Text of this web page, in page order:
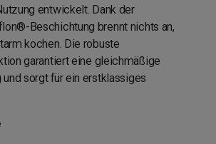
entwickelt. Dank der
Beschichtung brennt nichts an,
kochen. Die robuste
garantiert eine gleichmäßige
sorgt für ein erstklassiges